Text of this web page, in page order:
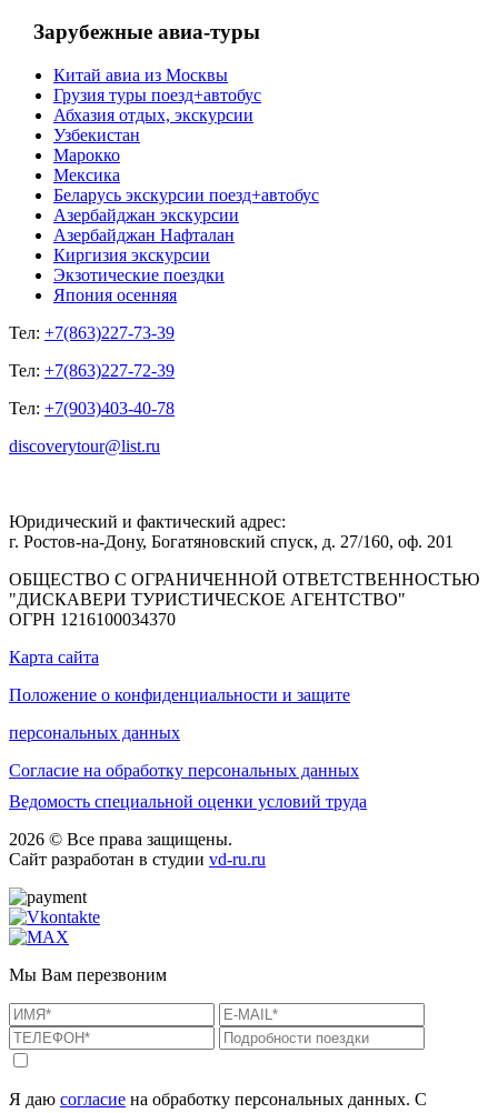
Зарубежные авиа-туры
Китай авиа из Москвы
Грузия туры поезд+автобус
Абхазия отдых, экскурсии
Узбекистан
Марокко
Мексика
Беларусь экскурсии поезд+автобус
Азербайджан экскурсии
Азербайджан Нафталан
Киргизия экскурсии
Экзотические поездки
Япония осенняя
Тел: +7(863)227-73-39
Тел: +7(863)227-72-39
Тел: +7(903)403-40-78
discoverytour@list.ru
Юридический и фактический адрес:
г. Ростов-на-Дону, Богатяновский спуск, д. 27/160, оф. 201
ОБЩЕСТВО С ОГРАНИЧЕННОЙ ОТВЕТСТВЕННОСТЬЮ
"ДИСКАВЕРИ ТУРИСТИЧЕСКОЕ АГЕНТСТВО"
ОГРН 1216100034370
Карта сайта
Положение о конфиденциальности и защите
персональных данных
Согласие на обработку персональных данных
Ведомость специальной оценки условий труда
2026 © Все права защищены.
Сайт разработан в студии vd-ru.ru
Мы Вам перезвоним
Я даю согласие на обработку персональных данных. С